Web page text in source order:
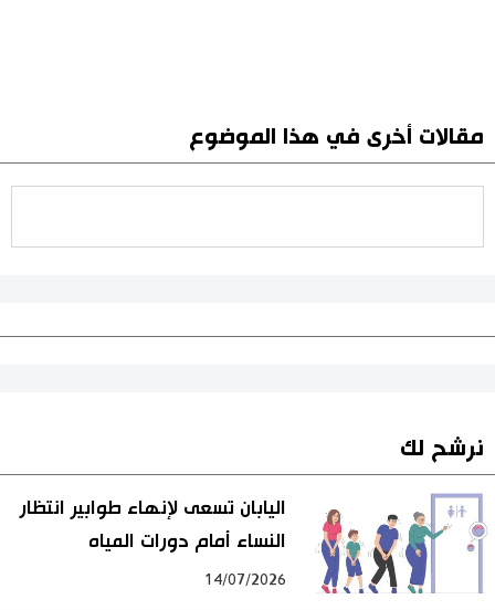
مقالات أخرى في هذا الموضوع
نرشح لك
اليابان تسعى لإنهاء طوابير انتظار
النساء أمام دورات المياه
14/07/2026